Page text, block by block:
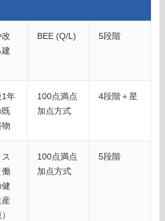
BEE (Q/L) 5段階
1年
既
100点満点
加点方式
4段階＋星
働
健
産
100点満点
加点方式
5段階